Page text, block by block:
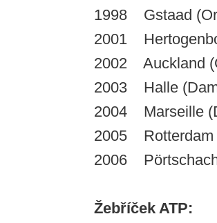
1998 Gstaad
2001
2002 Auckland
2003 Halle
2004 Marseille
2005 Rotterdam
2006
Žebříček ATP: